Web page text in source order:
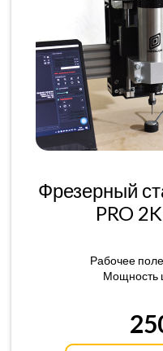
Фрезерный
PRO
Рабочее
Мощность